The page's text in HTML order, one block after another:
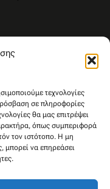
τεχνολογίες
σε πληροφορίες
θα μας επιτρέψει
όπως συμπεριφορά
τον ιστότοπο. Η μη
μπορεί να επηρεάσει